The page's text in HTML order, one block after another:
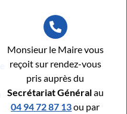
Monsieur le Maire vous
reçoit sur rendez-vous
pris auprès du
Secrétariat Généralau
04 94 72 87 13ou par